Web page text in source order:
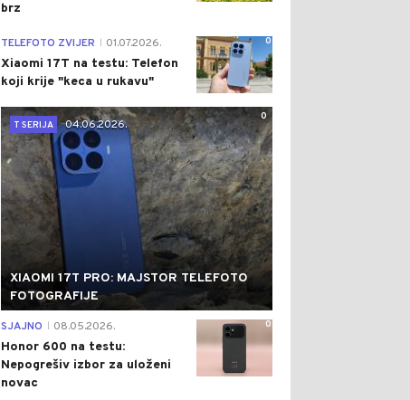
brz
0
TELEFOTO ZVIJER 01.07.2026.
Xiaomi 17T na testu: Telefon
koji krije "keca u rukavu"
0
T SERIJA
04.06.2026.
XIAOMI 17T PRO: MAJSTOR TELEFOTO
FOTOGRAFIJE
0
SJAJNO 08.05.2026.
Honor 600 na testu:
Nepogrešiv izbor za uloženi
novac